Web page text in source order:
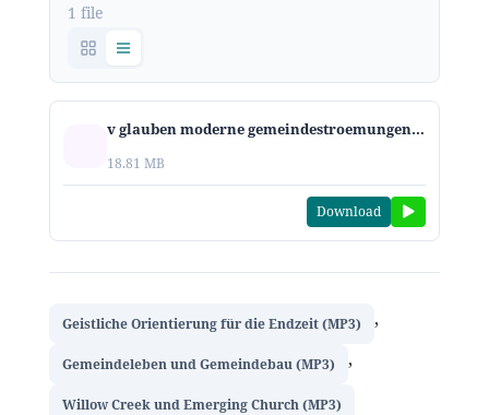
1 file
v glauben moderne gemeindestroemungen unter der lupe
18.81 MB
Download
Geistliche Orientierung für die Endzeit (MP3) ,
Gemeindeleben und Gemeindebau (MP3) ,
Willow Creek und Emerging Church (MP3)